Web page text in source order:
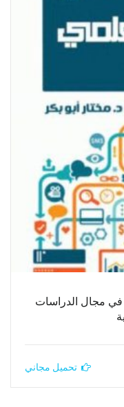
مجال الدراسات
تحميل مجاني